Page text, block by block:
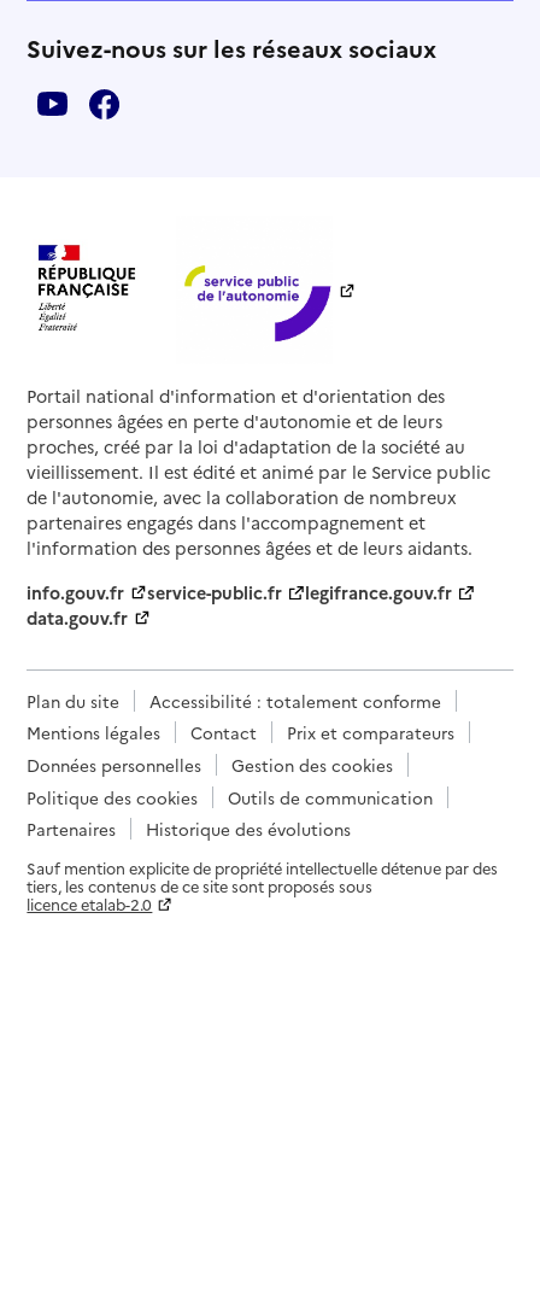
Suivez-nous sur les réseaux sociaux
Portail national d'information et d'orientation des
personnes âgées en perte d'autonomie et de leurs
proches, créé par la loi d'adaptation de la société au
vieillissement. Il est édité et animé par le Service public
de l'autonomie, avec la collaboration de nombreux
partenaires engagés dans l'accompagnement et
l'information des personnes âgées et de leurs aidants.
info.gouv.fr
service-public.fr
legifrance.gouv.fr
data.gouv.fr
Plan du site
Accessibilité : totalement conforme
Mentions légales
Contact
Prix et comparateurs
Données personnelles
Gestion des cookies
Politique des cookies
Outils de communication
Partenaires
Historique des évolutions
Sauf mention explicite de propriété intellectuelle détenue par des
tiers, les contenus de ce site sont proposés sous
licence etalab-2.0